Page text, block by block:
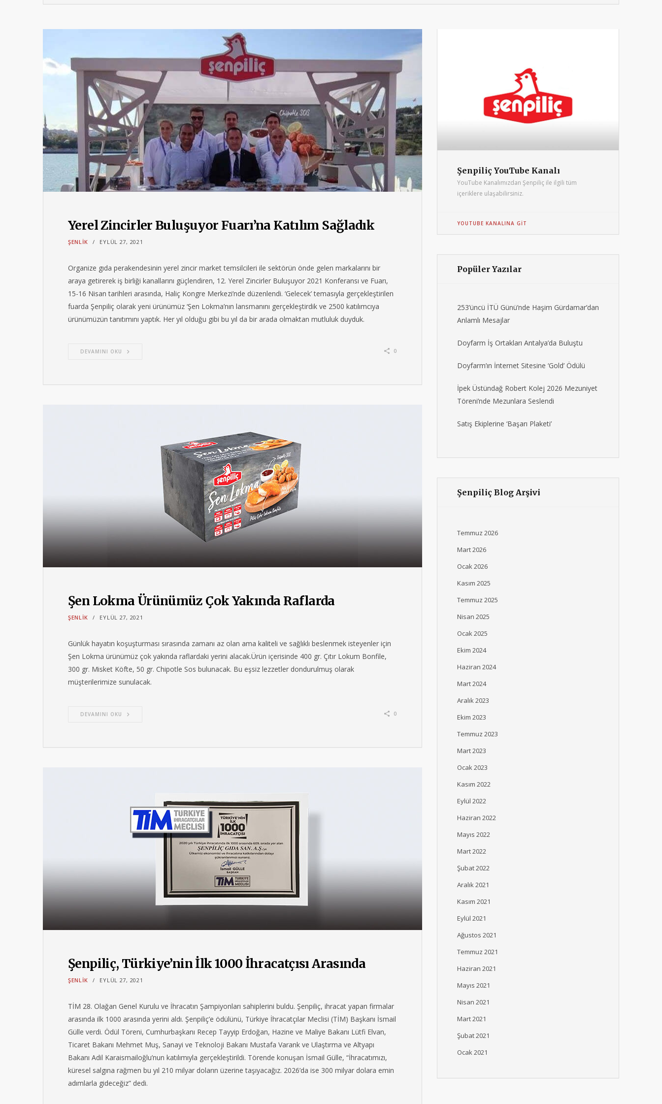
Yerel Zincirler Buluşuyor Fuarı’na Katılım Sağladık
ŞENLIK EYLÜL 27, 2021
Organize gıda perakendesinin yerel zincir market temsilcileri ile sektörün önde gelen markalarını bir
araya getirerek iş birliği kanallarını güçlendiren, 12. Yerel Zincirler Buluşuyor 2021 Konferansı ve Fuarı,
15-16 Nisan tarihleri arasında, Haliç Kongre Merkezi’nde düzenlendi. ‘Gelecek’ temasıyla gerçekleştirilen
fuarda Şenpiliç olarak yeni ürünümüz ‘Şen Lokma’nın lansmanını gerçekleştirdik ve 2500 katılımcıya
ürünümüzün tanıtımını yaptık. Her yıl olduğu gibi bu yıl da bir arada olmaktan mutluluk duyduk.
DEVAMINI OKU 0
Şen Lokma Ürünümüz Çok Yakında Raflarda
ŞENLIK EYLÜL 27, 2021
Günlük hayatın koşuşturması sırasında zamanı az olan ama kaliteli ve sağlıklı beslenmek isteyenler için
Şen Lokma ürünümüz çok yakında raflardaki yerini alacak.Ürün içerisinde 400 gr. Çıtır Lokum Bonfile,
300 gr. Misket Köfte, 50 gr. Chipotle Sos bulunacak. Bu eşsiz lezzetler dondurulmuş olarak
müşterilerimize sunulacak.
DEVAMINI OKU 0
Şenpiliç, Türkiye’nin İlk 1000 İhracatçısı Arasında
ŞENLIK EYLÜL 27, 2021
TİM 28. Olağan Genel Kurulu ve İhracatın Şampiyonları sahiplerini buldu. Şenpiliç, ihracat yapan firmalar
arasında ilk 1000 arasında yerini aldı. Şenpiliç’e ödülünü, Türkiye İhracatçılar Meclisi (TİM) Başkanı İsmail
Gülle verdi. Ödül Töreni, Cumhurbaşkanı Recep Tayyip Erdoğan, Hazine ve Maliye Bakanı Lütfi Elvan,
Ticaret Bakanı Mehmet Muş, Sanayi ve Teknoloji Bakanı Mustafa Varank ve Ulaştırma ve Altyapı
Bakanı Adil Karaismailoğlu’nun katılımıyla gerçekleştirildi. Törende konuşan İsmail Gülle, “İhracatımızı,
küresel salgına rağmen bu yıl 210 milyar doların üzerine taşıyacağız. 2026’da ise 300 milyar dolara emin
adımlarla gideceğiz” dedi.
Şenpiliç YouTube Kanalı
YouTube Kanalımızdan Şenpiliç ile ilgili tüm
içeriklere ulaşabilirsiniz.
YOUTUBE KANALINA GIT
Popüler Yazılar
253’üncü İTÜ Günü’nde Haşim Gürdamar’dan
Anlamlı Mesajlar
Doyfarm İş Ortakları Antalya’da Buluştu
Doyfarm’ın İnternet Sitesine ‘Gold’ Ödülü
İpek Üstündağ Robert Kolej 2026 Mezuniyet
Töreni’nde Mezunlara Seslendi
Satış Ekiplerine ‘Başarı Plaketi’
Şenpiliç Blog Arşivi
Temmuz 2026
Mart 2026
Ocak 2026
Kasım 2025
Temmuz 2025
Nisan 2025
Ocak 2025
Ekim 2024
Haziran 2024
Mart 2024
Aralık 2023
Ekim 2023
Temmuz 2023
Mart 2023
Ocak 2023
Kasım 2022
Eylül 2022
Haziran 2022
Mayıs 2022
Mart 2022
Şubat 2022
Aralık 2021
Kasım 2021
Eylül 2021
Ağustos 2021
Temmuz 2021
Haziran 2021
Mayıs 2021
Nisan 2021
Mart 2021
Şubat 2021
Ocak 2021